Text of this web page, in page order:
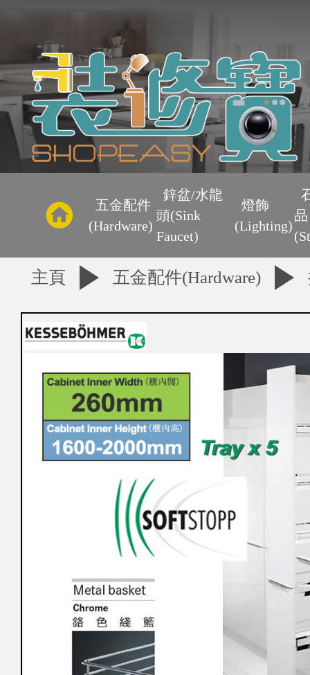
主
頁
優
惠
區
物
車
五金配件
(Hardware)
鋅盆/水龍
頭(Sink
Faucet)
燈飾
(Lighting)
品
主頁 五金配件(Hardware)